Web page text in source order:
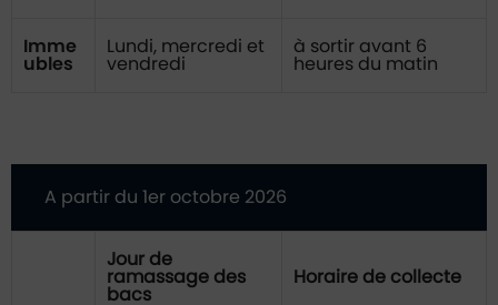
Imme
ubles
Lundi, mercredi et
vendredi
à sortir avant 6
heures du matin
Jour de
ramassage des
bacs
Horaire de collecte
A partir du 1er octobre 2026